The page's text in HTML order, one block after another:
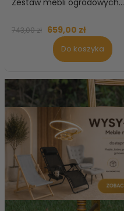
743,00 zł 659,00 zł
Do koszyka